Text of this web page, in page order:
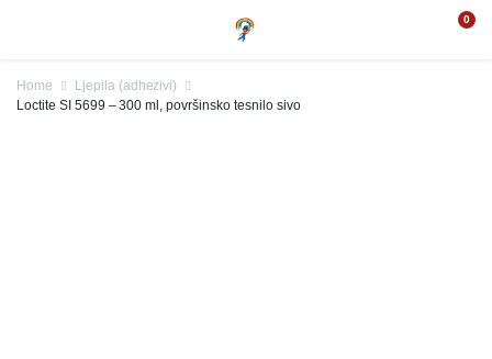
0
Home
Ljepila (adhezivi)
Loctite SI 5699 – 300 ml, površinsko tesnilo sivo